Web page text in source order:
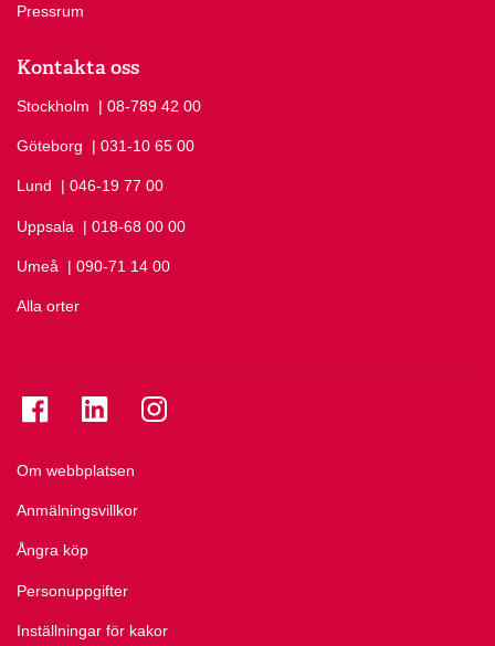
Pressrum
Kontakta oss
Stockholm Ring Stockholm på
| 08-789 42 00
Göteborg Ring Göteborg på
| 031-10 65 00
Lund Ring Lund på
| 046-19 77 00
Uppsala Ring Uppsala på
| 018-68 00 00
Umeå Ring Umeå på
| 090-71 14 00
Alla orter
Om webbplatsen
Anmälningsvillkor
Ångra köp
Personuppgifter
Inställningar för kakor
Se folkuniversitetet på Facebook
Se folkuniversitetet på LinkedIn